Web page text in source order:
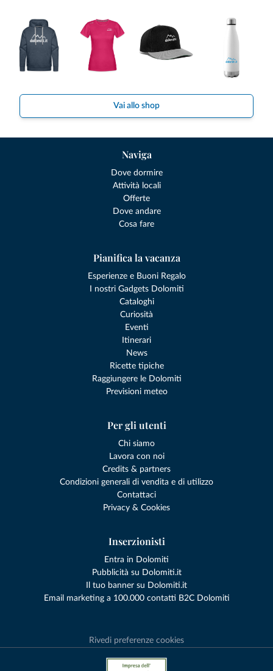
Vai allo shop
Naviga
Dove dormire
Attività locali
Offerte
Dove andare
Cosa fare
Pianifica la vacanza
Esperienze e Buoni Regalo
I nostri Gadgets Dolomiti
Cataloghi
Curiosità
Eventi
Itinerari
News
Ricette tipiche
Raggiungere le Dolomiti
Previsioni meteo
Per gli utenti
Chi siamo
Lavora con noi
Credits & partners
Condizioni generali di vendita e di utilizzo
Contattaci
Privacy & Cookies
Inserzionisti
Entra in Dolomiti
Pubblicità su Dolomiti.it
Il tuo banner su Dolomiti.it
Email marketing a 100.000 contatti B2C Dolomiti
Rivedi preferenze cookies